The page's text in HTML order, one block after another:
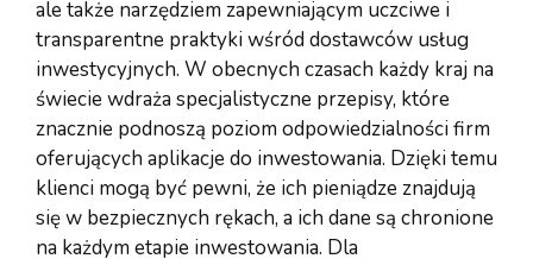
ale także narzędziem zapewniającym uczciwe i
transparentne praktyki wśród dostawców usług
inwestycyjnych. W obecnych czasach każdy kraj na
świecie wdraża specjalistyczne przepisy, które
znacznie podnoszą poziom odpowiedzialności firm
oferujących aplikacje do inwestowania. Dzięki temu
klienci mogą być pewni, że ich pieniądze znajdują
się w bezpiecznych rękach, a ich dane są chronione
na każdym etapie inwestowania. Dla